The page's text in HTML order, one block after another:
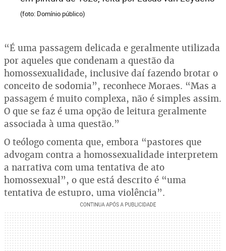
(foto: Domínio público)
“É uma passagem delicada e geralmente utilizada
por aqueles que condenam a questão da
homossexualidade, inclusive daí fazendo brotar o
conceito de sodomia”, reconhece Moraes. “Mas a
passagem é muito complexa, não é simples assim.
O que se faz é uma opção de leitura geralmente
associada à uma questão.”
O teólogo comenta que, embora “pastores que
advogam contra a homossexualidade interpretem
a narrativa com uma tentativa de ato
homossexual”, o que está descrito é “uma
tentativa de estupro, uma violência”.